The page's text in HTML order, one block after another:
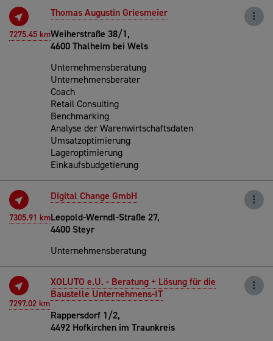
7275.45 km
Thomas Augustin Griesmeier
Weiherstraße 38/1,
4600 Thalheim bei Wels
Unternehmensberatung
Unternehmensberater
Coach
Retail Consulting
Benchmarking
Analyse der Warenwirtschaftsdaten
Umsatzoptimierung
Lageroptimierung
Einkaufsbudgetierung
7305.91 km
Digital Change GmbH
Leopold-Werndl-Straße 27,
4400 Steyr
Unternehmensberatung
7297.02 km
XOLUTO e.U. - Beratung + Lösung für die
Baustelle Unternehmens-IT
Rappersdorf 1/2,
4492 Hofkirchen im Traunkreis